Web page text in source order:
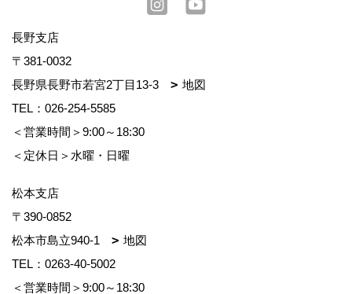
長野支店
〒381-0032
長野県長野市若宮2丁目13-3
地図
TEL： 026-254-5585
＜営業時間＞9:00～18:30
＜定休日＞水曜・日曜
松本支店
〒390-0852
松本市島立940-1
地図
TEL： 0263-40-5002
＜営業時間＞9:00～18:30